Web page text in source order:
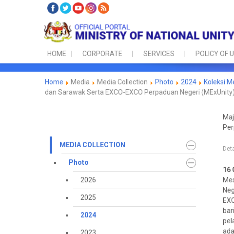
HOME CORPORATE SERVICES POLICY OF
Home Media Media Collection Photo 2024 Koleksi
dan Sarawak Serta EXCO-EXCO Perpaduan Negeri (MExUnity)
MEDIA COLLECTION
Photo
2026
2025
2024
16